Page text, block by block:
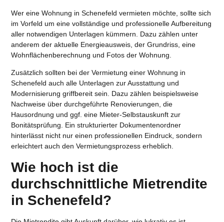
Wer eineWohnung in Schenefeld vermieten möchte, sollte sich
im Vorfeld um eine vollständige und professionelle Aufbereitung
aller notwendigen Unterlagen kümmern. Dazu zählen unter
anderem der aktuelle Energieausweis, der Grundriss, eine
Wohnflächenberechnung und Fotos der Wohnung.
Zusätzlich sollten bei derVermietung einer Wohnung in
Schenefeld auch alle Unterlagen zur Ausstattung und
Modernisierung griffbereit sein. Dazu zählen beispielsweise
Nachweise über durchgeführte Renovierungen, die
Hausordnung und ggf. eine Mieter-Selbstauskunft zur
Bonitätsprüfung. Ein strukturierter Dokumentenordner
hinterlässt nicht nur einen professionellen Eindruck, sondern
erleichtert auch den Vermietungsprozess erheblich.
Wie hoch ist die
durchschnittliche Mietrendite
in Schenefeld?